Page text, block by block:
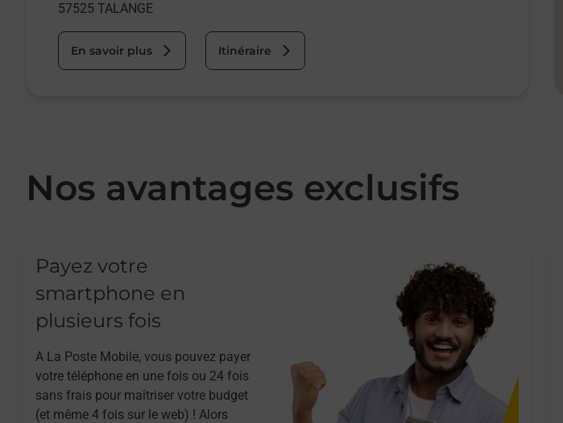
57525 TALANGE
En savoir plus Itinéraire
Nos avantages exclusifs
Payez votre
smartphone en
plusieurs fois
A La Poste Mobile, vous pouvez payer
votre téléphone en une fois ou 24 fois
sans frais pour maîtriser votre budget
(et même 4 fois sur le web) ! Alors